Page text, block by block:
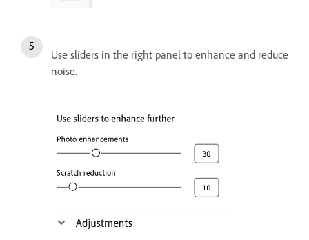
Use sliders in the right panel to enhance and reduce
noise.